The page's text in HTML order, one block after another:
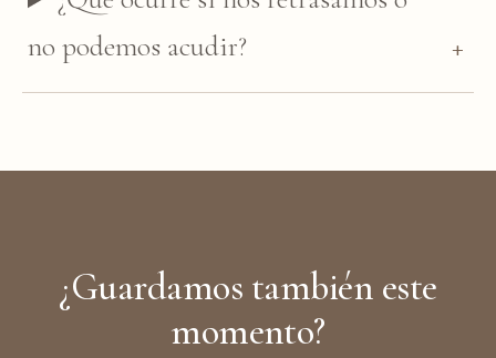
no podemos acudir?
¿Guardamos también este
momento?